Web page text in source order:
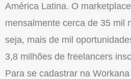
América Latina. O
mensalmente cerca de 35 mil
seja, mais de mil
3,8 milhões de freelancers
Para se cadastrar na